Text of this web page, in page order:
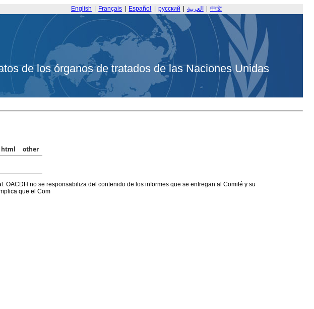
English Français Español русский العربية 中文
de los órganos de tratados de las Naciones Unidas
html
other
no se responsabiliza del contenido de los informes que se entregan al Comité y su
que el Com